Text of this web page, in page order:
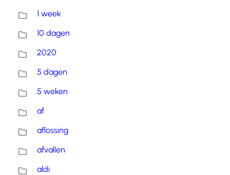
1 week
10 dagen
2020
5 dagen
5 weken
af
aflossing
afvallen
aldi